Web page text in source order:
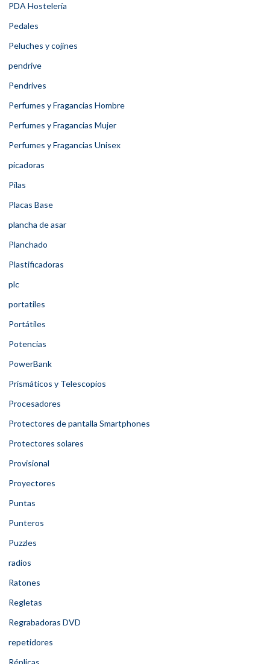
PDA Hostelería
Pedales
Peluches y cojines
pendrive
Pendrives
Perfumes y Fragancias Hombre
Perfumes y Fragancias Mujer
Perfumes y Fragancias Unisex
picadoras
Pilas
Placas Base
plancha de asar
Planchado
Plastificadoras
plc
portatiles
Portátiles
Potencias
PowerBank
Prismáticos y Telescopios
Procesadores
Protectores de pantalla Smartphones
Protectores solares
Provisional
Proyectores
Puntas
Punteros
Puzzles
radios
Ratones
Regletas
Regrabadoras DVD
repetidores